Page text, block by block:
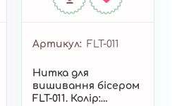
Артикул FLT-011
Нитка для
вишивання бісером
FLT-011. Колір: